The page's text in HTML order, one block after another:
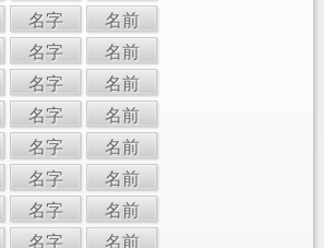
名字 名前
名字 名前
名字 名前
名字 名前
名字 名前
名字 名前
名字 名前
名字 名前